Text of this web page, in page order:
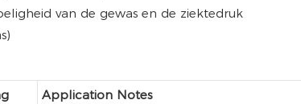
van de gewas en de ziektedruk
Application Notes